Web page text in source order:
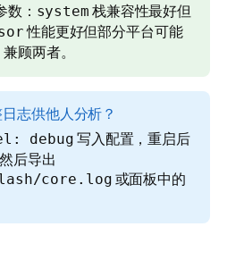
数： system 栈兼容性最好但
性能更好但部分平台可能
兼顾两者。
志供他人分析？
debug 写入配置，重启后
后导出
core.log 或面板中的